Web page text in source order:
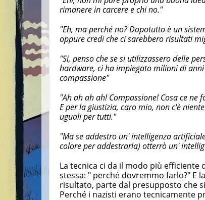
rimanere in carcere e chi no."
"Eh, ma perché no? Dopotutto è un
oppure credi che ci sarebbero risultati
"Si, penso che se si utilizzassero delle
hardware, ci ha impiegato milioni di
compassione"
"Ah ah ah ah! Compassione! Cosa ce
E per la giustizia, caro mio, non c'è
uguali per tutti."
"Ma se addestro un' intelligenza
colore per addestrarla) otterrò un'
La tecnica ci da il modo più efficiente
stessa: " perché dovremmo farlo?" E
risultato, parte dal presupposto che
Perché i nazisti erano tecnicamente